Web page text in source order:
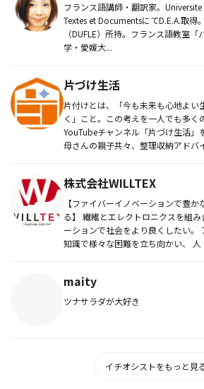
フランス語講師・翻訳家。
Textes et DocumentsにてD.E.A.取得
（DUFLE）所持。フランス語教室
学・愛媛大...
片づけ生活
片付けとは、「今も未来も心地よい
く」こと。この考えを一人でも多く
YouTubeチャンネル「片づけ生活」
母さんの親子共々、整理収納アドバ
株式会社WILLTEX
【ファイバーイノベーションで豊
る】 繊維とエレクトロニクスを組
ーションで社会をより良くしたい。
知識で様々な困難を立ち向かい、
maity
ツナサラダが大好き
イチオシストをもっと見